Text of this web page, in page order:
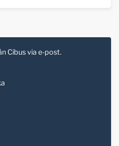
Cibus via e-post.